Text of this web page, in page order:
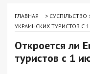
ГЛАВНАЯ > СУСПІЛЬСТВО
УКРАИНСКИХ ТУРИСТОВ С
Откроется ли
туристов с 1